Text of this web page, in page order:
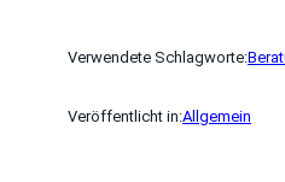
Verwendete Schlagworte:
Veröffentlicht in:Allgemein